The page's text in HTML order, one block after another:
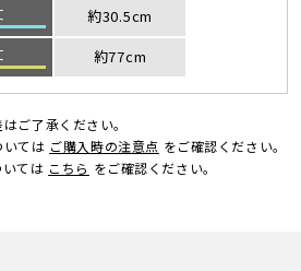
約30.5cm
約77cm
ご了承ください。
ては ご購入時の注意点 をご確認ください。
ては こちら をご確認ください。